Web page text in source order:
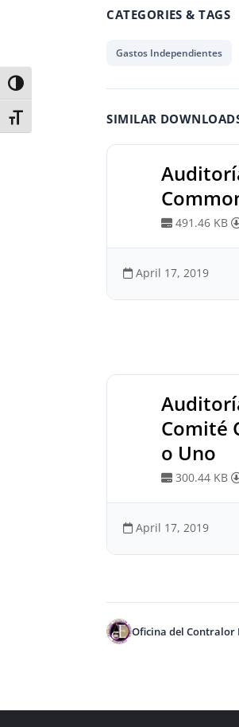
Toggle High Contrast
Toggle Font size
CATEGORIES & TAGS
Gastos Independientes
SIMILAR
491.46 KB
April 17, 2019
Comité
o Uno
300.44 KB
April 17, 2019
Oficina del Contralor